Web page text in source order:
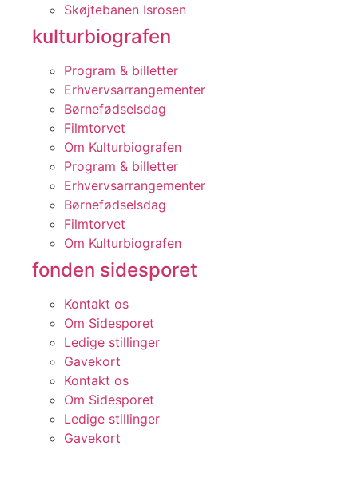
Skøjtebanen Isrosen
kulturbiografen
Program & billetter
Erhvervsarrangementer
Børnefødselsdag
Filmtorvet
Om Kulturbiografen
Program & billetter
Erhvervsarrangementer
Børnefødselsdag
Filmtorvet
Om Kulturbiografen
fonden sidesporet
Kontakt os
Om Sidesporet
Ledige stillinger
Gavekort
Kontakt os
Om Sidesporet
Ledige stillinger
Gavekort